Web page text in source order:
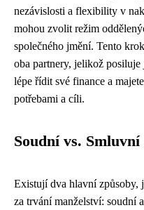
nezávislosti a flexibility v
mohou zvolit režim
společného jmění. Tento
oba partnery, jelikož
lépe řídit své finance a
potřebami a cíli.
Soudní vs.
Existují dva hlavní způsoby,
za trvání manželství: soudní